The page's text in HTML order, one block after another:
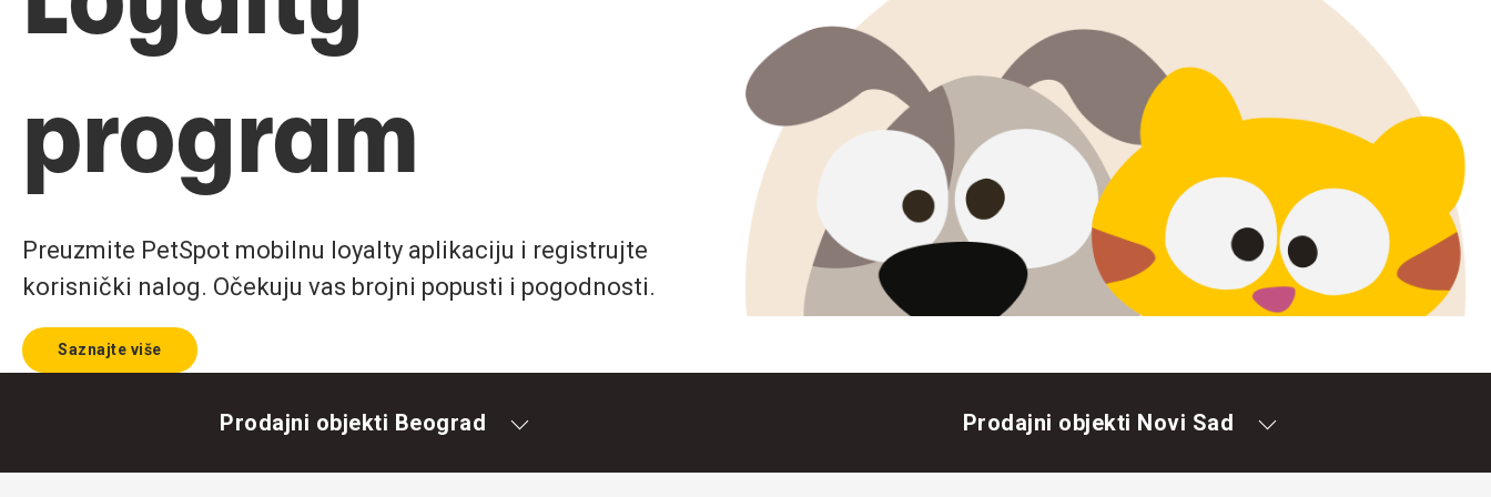
program
Preuzmite PetSpot mobilnu loyalty aplikaciju i registrujte
korisnički nalog. Očekuju vas brojni popusti i pogodnosti.
Saznajte više
Prodajni objekti Beograd Prodajni objekti Novi Sad